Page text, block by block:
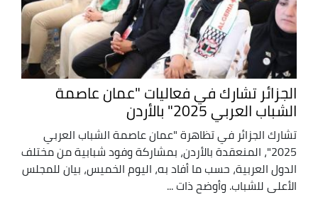
الجزائر تشارك في فعاليات "عمان عاصمة
الشباب العربي 2025" بالأردن
تشارك الجزائر في تظاهرة "عمان عاصمة الشباب العربي
2025"، المنعقدة بالأردن، بمشاركة وفود شبابية من مختلف
الدول العربية، حسب ما أفاد به، اليوم الخميس، بيان للمجلس
الأعلى للشباب. وأوضح ذات ...